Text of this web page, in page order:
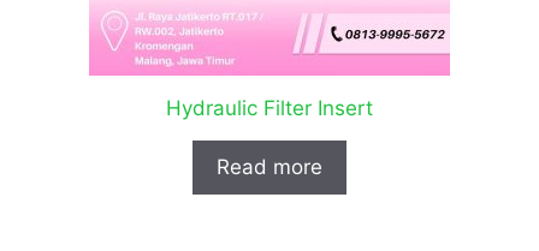
Hydraulic Filter Insert
Read more